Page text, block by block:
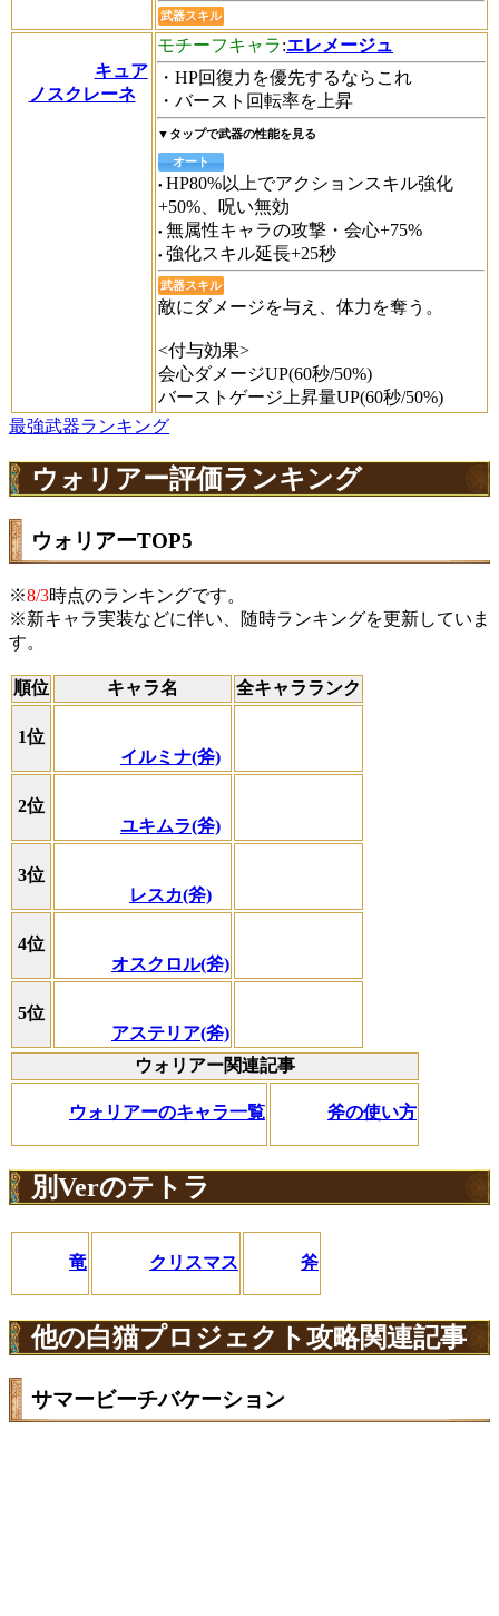
武器スキル
キュア
ノスクレーネ
モチーフキャラ:エレメージュ
・HP回復力を優先するならこれ
・バースト回転率を上昇
▼タップで武器の性能を見る
オート
HP80%以上でアクションスキル強化
+50%、呪い無効
無属性キャラの攻撃・会心+75%
強化スキル延長+25秒
武器スキル
敵にダメージを与え、体力を奪う。
<付与効果>
会心ダメージUP(60秒/50%)
バーストゲージ上昇量UP(60秒/50%)
最強武器ランキング
ウォリアー評価ランキング
ウォリアーTOP5
※8/3時点のランキングです。
※新キャラ実装などに伴い、随時ランキングを更新していま
す。
順位 キャラ名 全キャラランク
1位
イルミナ(斧)
2位
ユキムラ(斧)
3位
レスカ(斧)
4位
オスクロル(斧)
5位
アステリア(斧)
ウォリアー関連記事
ウォリアーのキャラ一覧 斧の使い方
別Verのテトラ
竜 クリスマス 斧
他の白猫プロジェクト攻略関連記事
サマービーチバケーション